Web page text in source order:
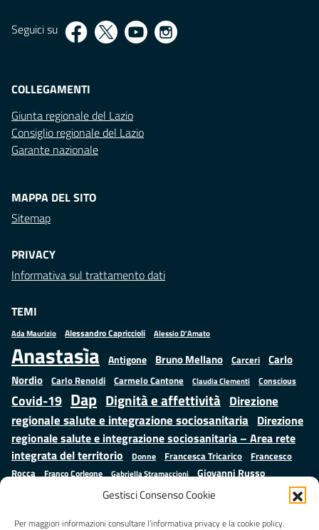
Gestisci Consenso Cookie
Per maggiori informazioni consultare l’informativa privacy e la cookie policy.
Seguici su
COLLEGAMENTI
Giunta regionale del Lazio
Consiglio regionale del Lazio
Garante nazionale
MAPPA DEL SITO
Sitemap
PRIVACY
Informativa sul trattamento dati
TEMI
Ada Maurizio Alessandro Capriccioli Alessio D'Amato
Anastasìa Antigone Bruno Mellano Carceri
Carlo
Nordio Carlo Renoldi Carmelo Cantone Claudia Clementi Conscious
Covid-19 Dap Dignità e affettività Direzione
regionale salute e integrazione sociosanitaria Direzione
regionale salute e integrazione sociosanitaria – Area rete
integrata del territorio
Donne Francesca Tricarico
Francesco
Rocca
Franco Corleone Gabriella Stramaccioni Giovanni Russo
Giuseppe Emanuele Cangemi Istruzione e cultura
Mauro
ministero della Giustizia